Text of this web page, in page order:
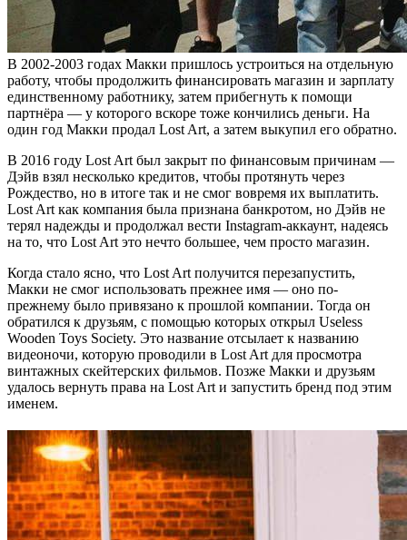
В 2002-2003 годах Макки пришлось устроиться на отдельную
работу, чтобы продолжить финансировать магазин и зарплату
единственному работнику, затем прибегнуть к помощи
партнёра — у которого вскоре тоже кончились деньги. На
один год Макки продал Lost Art, а затем выкупил его обратно.
В 2016 году Lost Art был закрыт по финансовым причинам —
Дэйв взял несколько кредитов, чтобы протянуть через
Рождество, но в итоге так и не смог вовремя их выплатить.
Lost Art как компания была признана банкротом, но Дэйв не
терял надежды и продолжал вести Instagram-аккаунт, надеясь
на то, что Lost Art это нечто большее, чем просто магазин.
Когда стало ясно, что Lost Art получится перезапустить,
Макки не смог использовать прежнее имя — оно по-
прежнему было привязано к прошлой компании. Тогда он
обратился к друзьям, с помощью которых открыл Useless
Wooden Toys Society. Это название отсылает к названию
видеоночи, которую проводили в Lost Art для просмотра
винтажных скейтерских фильмов. Позже Макки и друзьям
удалось вернуть права на Lost Art и запустить бренд под этим
именем.